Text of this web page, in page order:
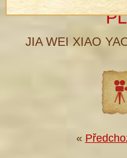
JIA WEI XIAO
«